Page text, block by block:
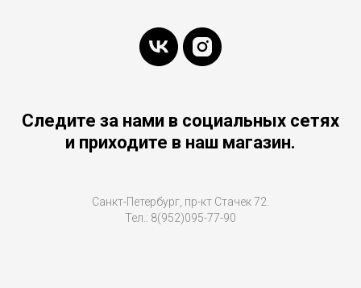
Следите за нами в социальных сетях
и приходите в наш магазин.
Санкт-Петербург, пр-кт Стачек 72.
Тел.: 8(952)095-77-90